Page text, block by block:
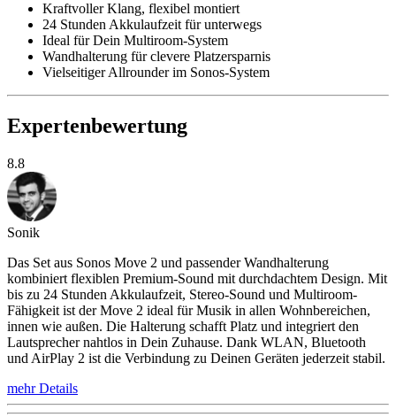
Kraftvoller Klang, flexibel montiert
24 Stunden Akkulaufzeit für unterwegs
Ideal für Dein Multiroom-System
Wandhalterung für clevere Platzersparnis
Vielseitiger Allrounder im Sonos-System
Expertenbewertung
8.8
Sonik
Das Set aus Sonos Move 2 und passender Wandhalterung
kombiniert flexiblen Premium-Sound mit durchdachtem Design. Mit
bis zu 24 Stunden Akkulaufzeit, Stereo-Sound und Multiroom-
Fähigkeit ist der Move 2 ideal für Musik in allen Wohnbereichen,
innen wie außen. Die Halterung schafft Platz und integriert den
Lautsprecher nahtlos in Dein Zuhause. Dank WLAN, Bluetooth
und AirPlay 2 ist die Verbindung zu Deinen Geräten jederzeit stabil.
mehr Details